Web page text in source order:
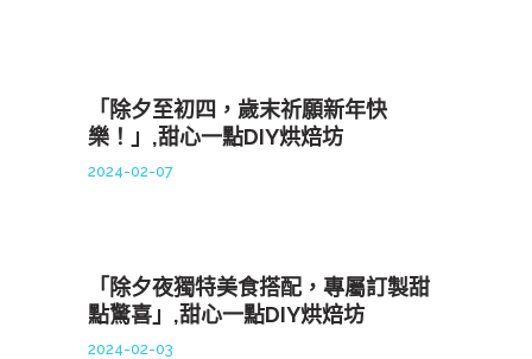
「除夕至初四，歲末祈願新年快
樂！」,甜心一點DIY烘焙坊
2024-02-07
「除夕夜獨特美食搭配，專屬訂製甜
點驚喜」,甜心一點DIY烘焙坊
2024-02-03